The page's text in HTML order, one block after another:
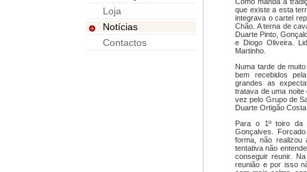
Loja
Notícias
Contactos
que existe a esta
integrava o cartel
Chão. A terna de
Duarte Pinto,
e Diogo Oliveira.
Martinho.
Numa tarde de
bem recebidos
grandes as
tratava de uma
vez pelo Grupo de
Duarte Ortigão
Para o 1º toiro da
Gonçalves.
forma, não realizou
tentativa não
conseguir reunir.
reunião e por isso